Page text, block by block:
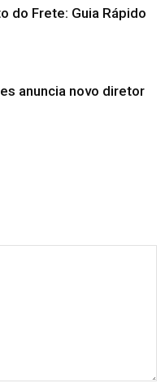
do Frete: Guia Rápido
anuncia novo diretor